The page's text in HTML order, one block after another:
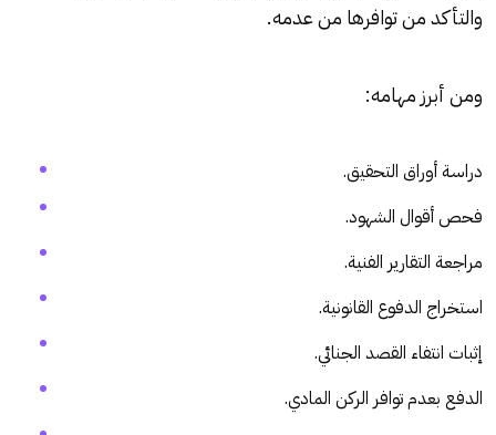
والتأكد من توافرها من عدمه.
ومن أبرز مهامه:
دراسة أوراق التحقيق.
فحص أقوال الشهود.
مراجعة التقارير الفنية.
استخراج الدفوع القانونية.
إثبات انتفاء القصد الجنائي.
الدفع بعدم توافر الركن المادي.